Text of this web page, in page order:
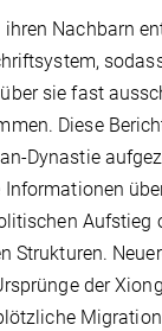
ihren Nachbarn
sie fast
Diese
Dynastie
Aufstieg
Strukturen.
der